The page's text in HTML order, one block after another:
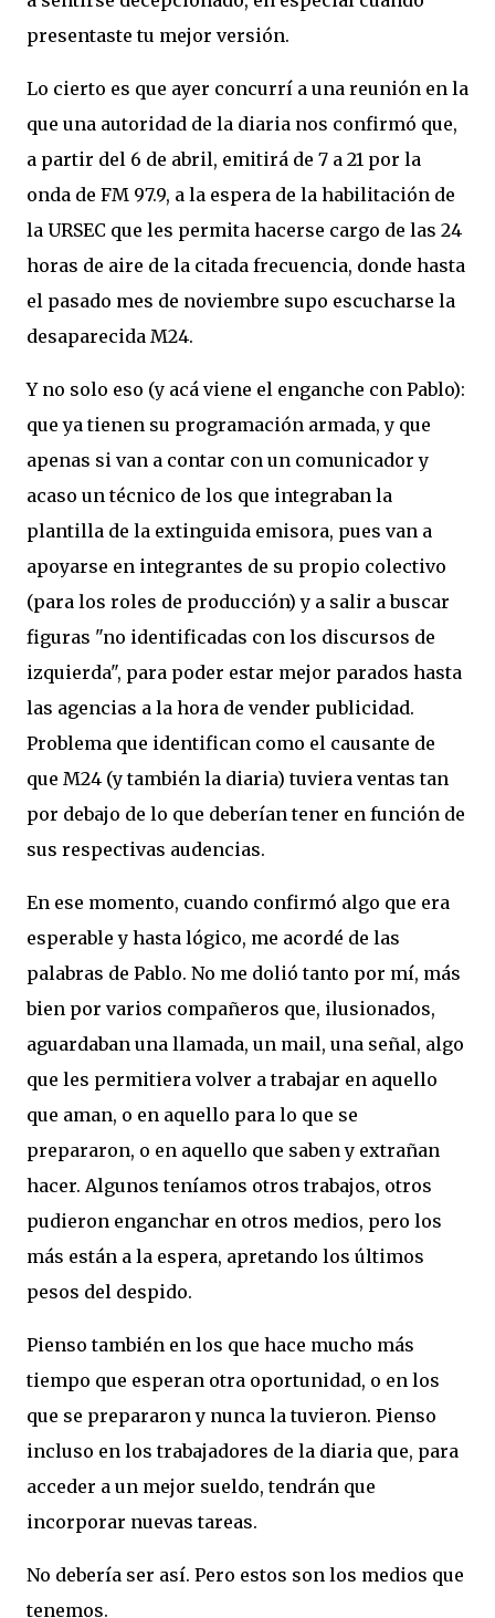
presentaste tu mejor versión.
Lo cierto es que ayer concurrí a una reunión en la
que una autoridad de la diaria nos confirmó que,
a partir del 6 de abril, emitirá de 7 a 21 por la
onda de FM 97.9, a la espera de la habilitación de
la URSEC que les permita hacerse cargo de las 24
horas de aire de la citada frecuencia, donde hasta
el pasado mes de noviembre supo escucharse la
desaparecida M24.
Y no solo eso (y acá viene el enganche con Pablo):
que ya tienen su programación armada, y que
apenas si van a contar con un comunicador y
acaso un técnico de los que integraban la
plantilla de la extinguida emisora, pues van a
apoyarse en integrantes de su propio colectivo
(para los roles de producción) y a salir a buscar
figuras "no identificadas con los discursos de
izquierda", para poder estar mejor parados hasta
las agencias a la hora de vender publicidad.
Problema que identifican como el causante de
que M24 (y también la diaria) tuviera ventas tan
por debajo de lo que deberían tener en función de
sus respectivas audencias.
En ese momento, cuando confirmó algo que era
esperable y hasta lógico, me acordé de las
palabras de Pablo. No me dolió tanto por mí, más
bien por varios compañeros que, ilusionados,
aguardaban una llamada, un mail, una señal, algo
que les permitiera volver a trabajar en aquello
que aman, o en aquello para lo que se
prepararon, o en aquello que saben y extrañan
hacer. Algunos teníamos otros trabajos, otros
pudieron enganchar en otros medios, pero los
más están a la espera, apretando los últimos
pesos del despido.
Pienso también en los que hace mucho más
tiempo que esperan otra oportunidad, o en los
que se prepararon y nunca la tuvieron. Pienso
incluso en los trabajadores de la diaria que, para
acceder a un mejor sueldo, tendrán que
incorporar nuevas tareas.
No debería ser así. Pero estos son los medios que
tenemos.